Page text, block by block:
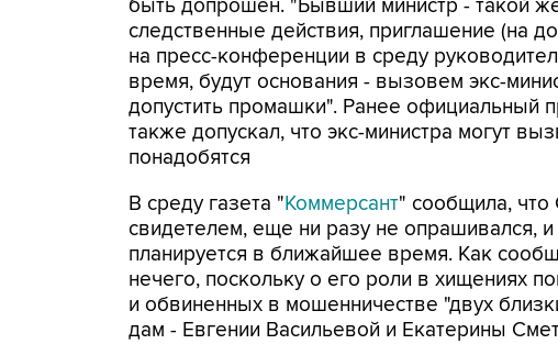
быть допрошен. "Бывший министр - такой
следственные действия, приглашение (на
на пресс-конференции в среду
время, будут основания - вызовем экс-
допустить промашки". Ранее официальный
также допускал, что экс-министра могут
понадобятся
В среду газета "Коммерсант" сообщила,
свидетелем, еще ни разу не опрашивался,
планируется в ближайшее время. Как
нечего, поскольку о его роли в хищениях
и обвиненных в мошенничестве "двух
дам - Евгении Васильевой и Екатерины